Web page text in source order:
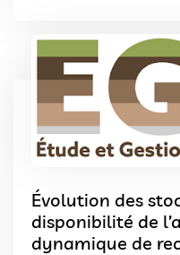
Évolution des
disponibilité de
dynamique de